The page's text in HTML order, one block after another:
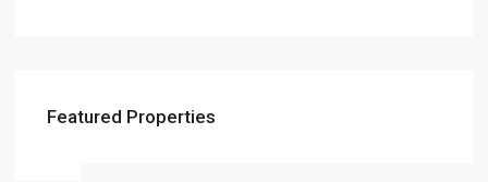
Featured Properties